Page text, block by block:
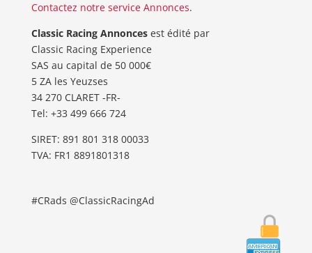
Contactez notre service Annonces.
Classic Racing Annoncesest édité par
Classic Racing Experience
SAS au capital de 50 000€
5 ZA les Yeuzses
34 270 CLARET -FR-
Tel: ‭+33 499 666 724‬
SIRET: 891 801 318 00033
TVA: FR1 8891801318
#CRads @ClassicRacingAd